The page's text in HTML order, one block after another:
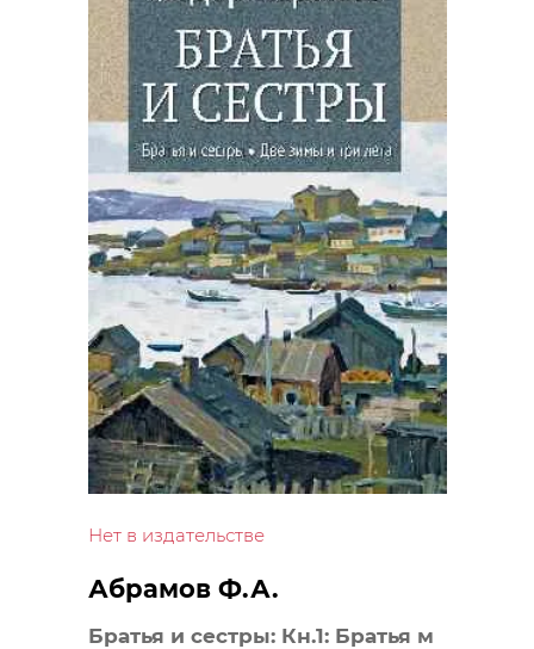
Нет в издательстве
Абрамов Ф.А.
Братья и сестры: Кн.1: Братья м